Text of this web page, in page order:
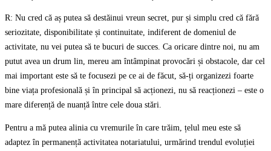
R: Nu cred că aș putea să destăinui vreun secret, pur și simplu cred că fără
seriozitate, disponibilitate și continuitate, indiferent de domeniul de
activitate, nu vei putea să te bucuri de succes. Ca oricare dintre noi, nu am
putut avea un drum lin, mereu am întâmpinat provocări și obstacole, dar cel
mai important este să te focusezi pe ce ai de făcut, să-ți organizezi foarte
bine viața profesională și în principal să acționezi, nu să reacționezi – este o
mare diferență de nuanță între cele doua stări.
Pentru a mă putea alinia cu vremurile în care trăim, țelul meu este să
adaptez în permanență activitatea notariatului, urmărind trendul evoluției